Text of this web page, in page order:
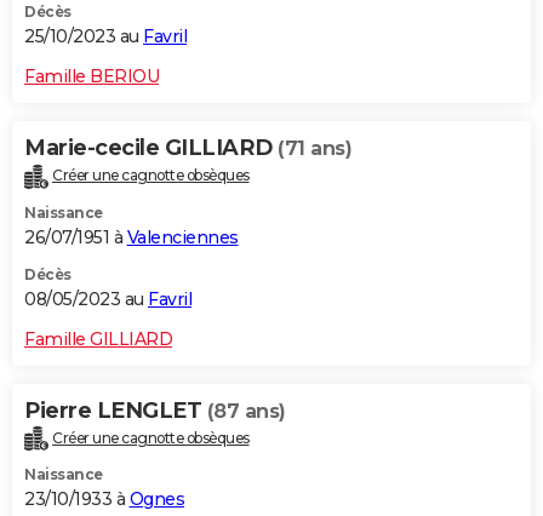
Décès
25/10/2023 au Favril
Famille BERIOU
Marie-cecile GILLIARD (71 ans)
Créer une cagnotte obsèques
Naissance
26/07/1951 à Valenciennes
Décès
08/05/2023 au Favril
Famille GILLIARD
Pierre LENGLET (87 ans)
Créer une cagnotte obsèques
Naissance
23/10/1933 à Ognes